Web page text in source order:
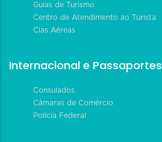
Guias de Turismo
Centro de Atendimento ao Turista
Cias Aéreas
Internacional e Passaportes
Consulados
Câmaras de Comércio
Polícia Federal